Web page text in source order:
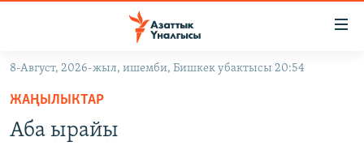
Навигацияга
өтүңүз
Издөөгө
салыңыз
КЫРГЫЗСТАН
КЫРГЫЗСТАН
8-Август, 2026-жыл, ишемби, Бишкек убактысы 20:54
ЖАҢЫЛЫКТАР
Аба ырайы